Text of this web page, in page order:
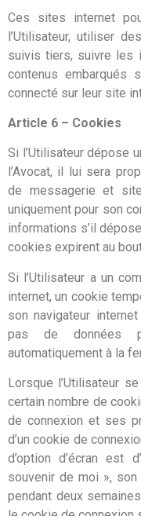
Ces sites internet
l’Utilisateur, utiliser
suivis tiers, suivre les
contenus embarqués
connecté sur leur site
Article 6 – Cookies
Si l’Utilisateur dépose
l’Avocat, il lui sera
de messagerie et
uniquement pour son
informations s’il
cookies expirent au bout
Si l’Utilisateur a un
internet, un cookie
son navigateur
pas de données
automatiquement à la
Lorsque l’Utilisateur
certain nombre de
de connexion et ses
d’un cookie de
d’option d’écran est
souvenir de moi »,
pendant deux